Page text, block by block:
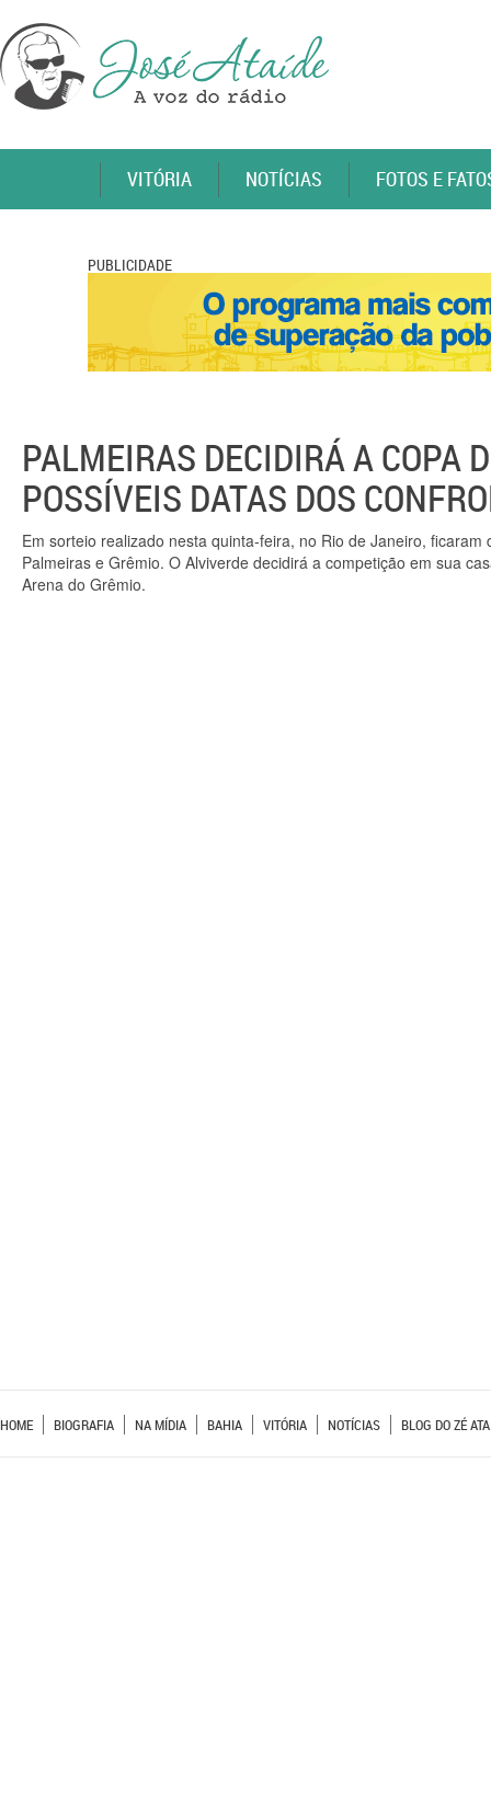
VITÓRIA NOTÍCIAS FOTOS E
PUBLICIDADE
PALMEIRAS DECIDIRÁ A COPA
POSSÍVEIS DATAS DOS
Em sorteio realizado nesta quinta-feira, no Rio de Janeiro,
Palmeiras e Grêmio. O Alviverde decidirá a competição em sua
Arena do Grêmio.
HOME BIOGRAFIA NA MÍDIA BAHIA VITÓRIA NOTÍCIAS BLOG DO ZÉ